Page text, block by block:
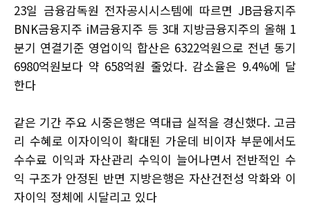
23일 금융감독원 전자공시시스템에 따르면 JB금융지주
BNK금융지주 iM금융지주 등 3대 지방금융지주의 올해 1
분기 연결기준 영업이익 합산은 6322억원으로 전년 동기
6980억원보다 약 658억원 줄었다. 감소율은 9.4%에 달
한다
같은 기간 주요 시중은행은 역대급 실적을 경신했다. 고금
리 수혜로 이자이익이 확대된 가운데 비이자 부문에서도
수수료 이익과 자산관리 수익이 늘어나면서 전반적인 수
익 구조가 안정된 반면 지방은행은 자산건전성 악화와 이
자이익 정체에 시달리고 있다